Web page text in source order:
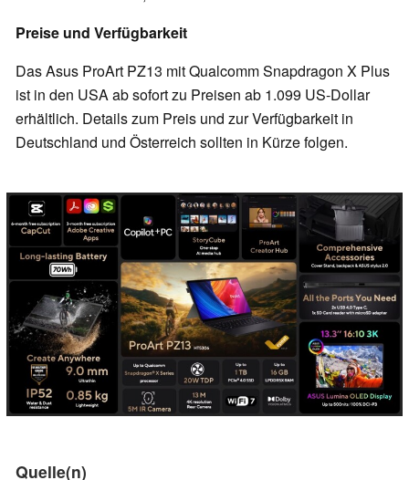
Preise und Verfügbarkeit
Das Asus ProArt PZ13 mit Qualcomm Snapdragon X Plus
ist in den USA ab sofort zu Preisen ab 1.099 US-Dollar
erhältlich. Details zum Preis und zur Verfügbarkeit in
Deutschland und Österreich sollten in Kürze folgen.
Quelle(n)